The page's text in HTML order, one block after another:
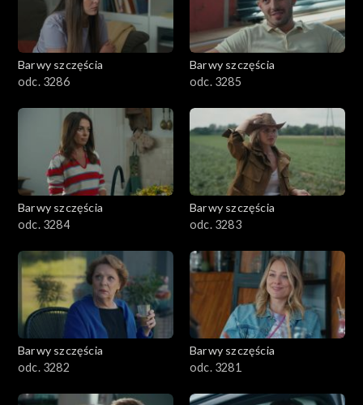
782–800
Barwy szczęścia
odc. 3286
Barwy szczęścia
odc. 3285
Barwy szczęścia
odc. 3284
Barwy szczęścia
odc. 3283
Barwy szczęścia
odc. 3282
Barwy szczęścia
odc. 3281